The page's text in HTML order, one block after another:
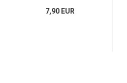
7,90 EUR